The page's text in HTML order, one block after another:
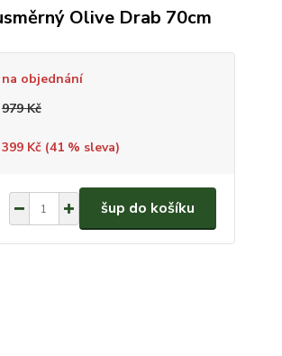
Olive Drab 70cm
na objednání
979 Kč
399 Kč (41% sleva)
šup do košíku